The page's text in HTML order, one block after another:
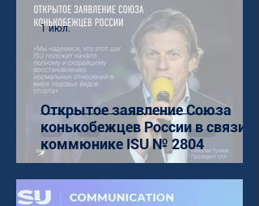
Открытое заявление Союза
конькобежцев России в связи с
коммюнике ISU № 2804
1 июл.